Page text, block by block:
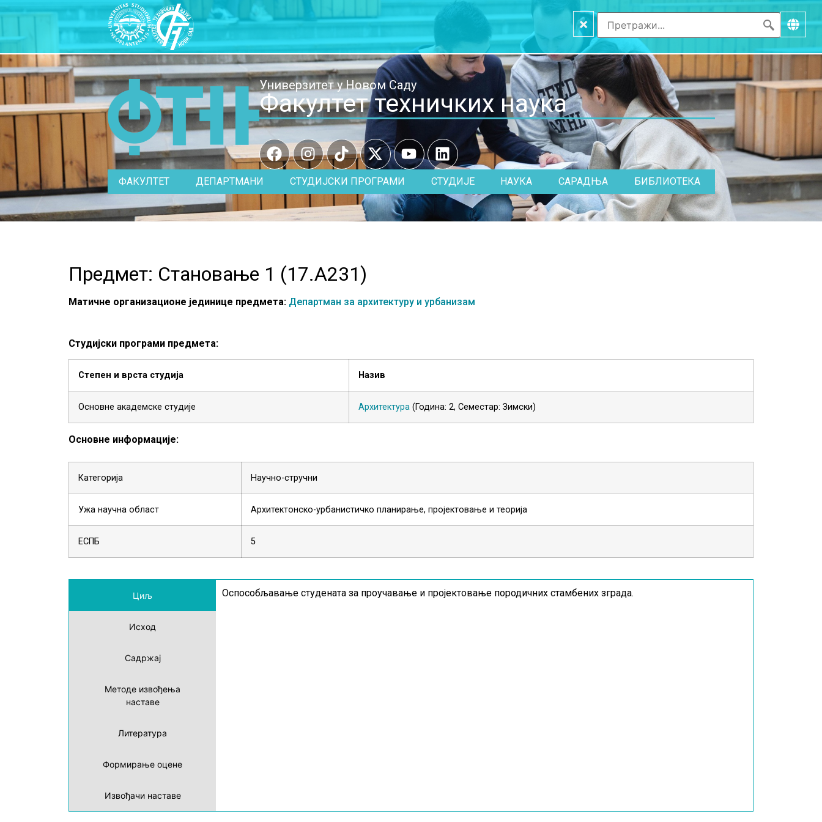
×
Универзитет у Новом Саду
Факултет техничких наука
ФАКУЛТЕТ ДЕПАРТМАНИ СТУДИЈСКИ ПРОГРАМИ СТУДИЈЕ НАУКА САРАДЊА БИБЛИОТЕКА
Предмет: Становање 1 (17.A231)
Матичне организационе јединице предмета: Департман за архитектуру и урбанизам
Студијски програми предмета:
Степен и врста студија Назив
Основне академске студије Архитектура (Година: 2, Семестар: Зимски)
Основне информације:
Категорија Научно-стручни
Ужа научна област Архитектонско-урбанистичко планирање, пројектовање и теорија
ЕСПБ 5
Циљ
Исход
Садржај
Методе извођења
наставе
Литература
Формирање оцене
Извођачи наставе
Оспособљавање студената за проучавање и пројектовање породичних стамбених зграда.